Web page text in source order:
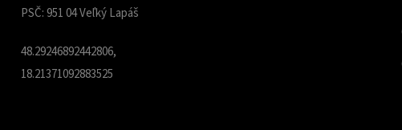
PSČ: 951 04 Veľký Lapáš
48.29246892442806,
18.21371092883525